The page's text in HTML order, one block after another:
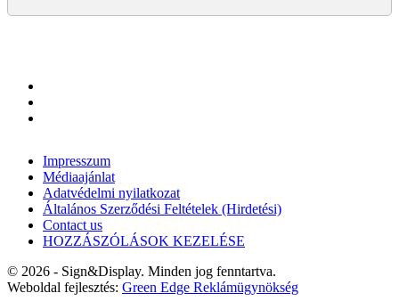
Impresszum
Médiaajánlat
Adatvédelmi nyilatkozat
Általános Szerződési Feltételek (Hirdetési)
Contact us
HOZZÁSZÓLÁSOK KEZELÉSE
© 2026 - Sign&Display. Minden jog fenntartva.
Weboldal fejlesztés: Green Edge Reklámügynökség